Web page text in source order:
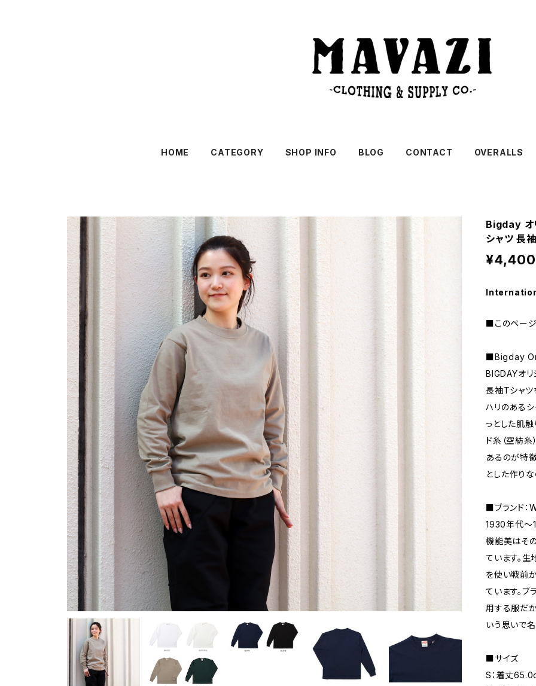
HOME CATEGORY SHOP INFO BLOG CONTACT OVERALLS
Bigday
シャツ 長
¥4,400
■このページ
■Bigday
BIGDAYオ
長袖Tシャツ
ハリのある
っとした肌
ド糸（空紡
あるのが特
とした作り
■ブランド：
1930年代～
機能美はそ
ています。生
を使い戦前
ています。
用する服だ
いう思いで
■サイズ
S：着丈